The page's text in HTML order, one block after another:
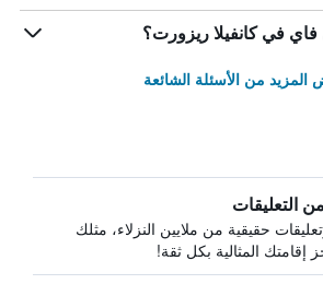
في كانفيلا ريزورت؟
من الأسئلة الشائعة
التعليقات
حقيقية من ملايين النزلاء، مثلك
إقامتك المثالية بكل ثقة!